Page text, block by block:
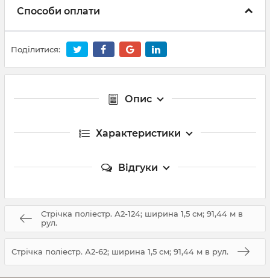
Способи оплати
Поділитися:
Опис
Характеристики
Відгуки
Стрічка поліестр. А2-124; ширина 1,5 см; 91,44 м в
рул.
Стрічка поліестр. А2-62; ширина 1,5 см; 91,44 м в рул.